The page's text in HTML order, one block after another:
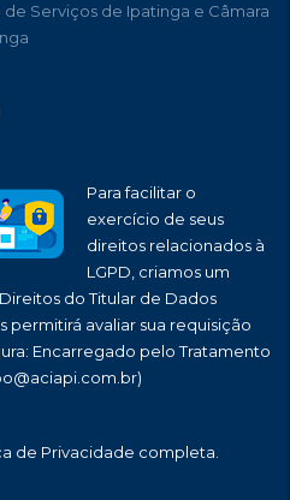
Serviços de Ipatinga e Câmara
Para facilitar o
exercício de seus
direitos relacionados à
LGPD, criamos um
do Titular de Dados
permitirá avaliar sua requisição
Encarregado pelo Tratamento
de Privacidade completa.